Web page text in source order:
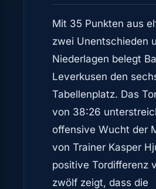
Mit 35 Punkten aus
zwei Unentschieden
Niederlagen belegt
Leverkusen den
Tabellenplatz. Das
von 38:26
offensive Wucht der
von Trainer Kasper
positive Tordifferenz
zwölf zeigt, dass die